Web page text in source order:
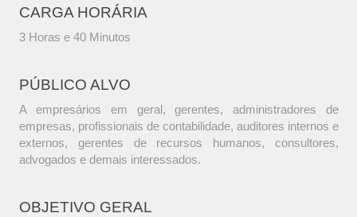
CARGA HORÁRIA
3 Horas e 40 Minutos
PÚBLICO ALVO
A empresários em geral, gerentes, administradores de
empresas, profissionais de contabilidade, auditores internos e
externos, gerentes de recursos humanos, consultores,
advogados e demais interessados.
OBJETIVO GERAL